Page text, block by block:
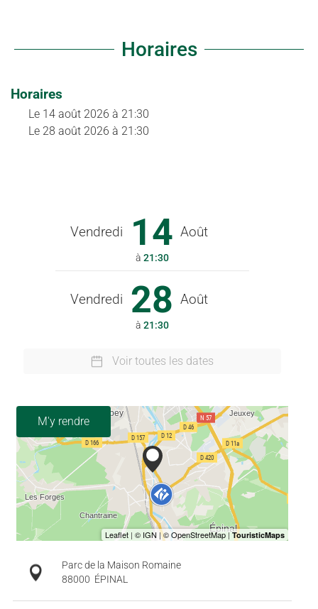
Horaires
Horaires
Le 14 août 2026 à 21:30
Le 28 août 2026 à 21:30
Vendredi 14 Août
à 21:30
Vendredi 28 Août
à 21:30
Voir toutes les dates
M'y rendre
Parc de la Maison Romaine
88000 ÉPINAL